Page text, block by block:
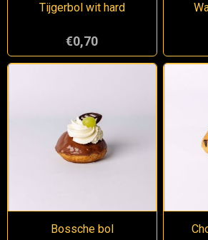
Tijgerbol wit hard
€0,70
Bossche bol